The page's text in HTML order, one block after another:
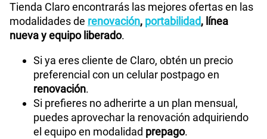
Tienda Claro encontrarás las mejores ofertas en las
modalidades de renovación, portabilidad, línea
nueva y equipo liberado.
Si ya eres cliente de Claro, obtén un precio
preferencial con un celular postpago en
renovación.
Si prefieres no adherirte a un plan mensual,
puedes aprovechar la renovación adquiriendo
el equipo en modalidad prepago.